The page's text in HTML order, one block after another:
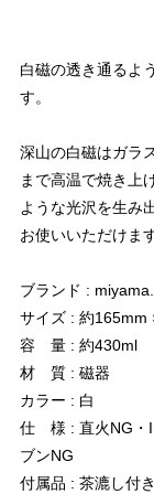
白磁の透き通るよ
す。
深山の白磁はガラ
まで高温で焼き上
ような光沢を生み
お使いいただけます
ブランド : miyama.
サイズ : 約165mm
容 量 : 約430ml
材 質 : 磁器
カラー : 白
仕 様 : 直火NG・
ブンNG
付属品 : 茶漉し付き